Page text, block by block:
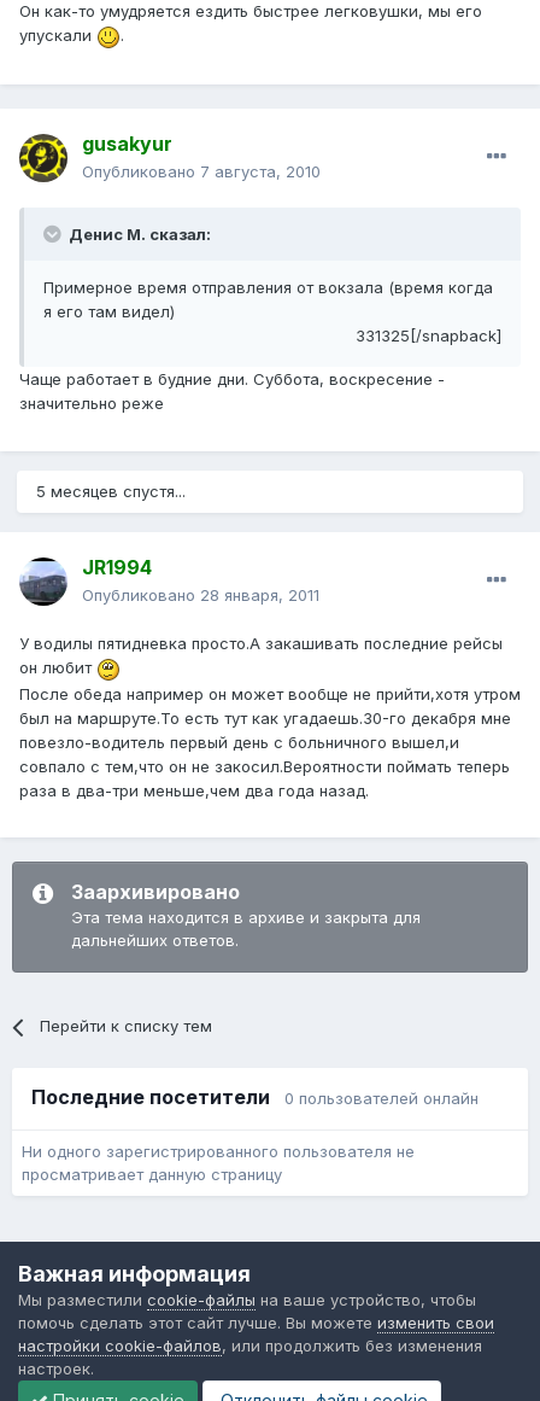
Он как-то умудряется ездить быстрее легковушки, мы его
упускали
.
gusakyur
Опубликовано 7 августа, 2010
Денис М. сказал:
Примерное время отправления от вокзала (время когда
я его там видел)
331325[/snapback]
Чаще работает в будние дни. Суббота, воскресение -
значительно реже
5 месяцев спустя...
JR1994
Опубликовано 28 января, 2011
У водилы пятидневка просто.А закашивать последние рейсы
он любит
После обеда например он может вообще не прийти,хотя утром
был на маршруте.То есть тут как угадаешь.30-го декабря мне
повезло-водитель первый день с больничного вышел,и
совпало с тем,что он не закосил.Вероятности поймать теперь
раза в два-три меньше,чем два года назад.
Заархивировано
Эта тема находится в архиве и закрыта для
дальнейших ответов.
Перейти к списку тем
Последние посетители 0 пользователей онлайн
Ни одного зарегистрированного пользователя не
просматривает данную страницу
Форум общественного транспорта
Powered by Invision Community
Важная информация
Мы разместили cookie-файлы на ваше устройство, чтобы
помочь сделать этот сайт лучше. Вы можете изменить свои
настройки cookie-файлов, или продолжить без изменения
настроек.